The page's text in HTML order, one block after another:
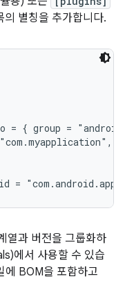
별칭을 추가합니다.
= { group =
열과 버전을 그룹화하
에서 사용할 수 있습
에 BOM을 포함하고